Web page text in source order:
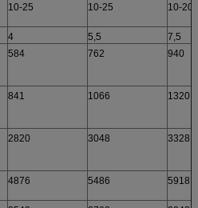
10-25 10-25 10-20
4 5,5
7,5
584 762 940
841 1066 1320
2820 3048 3328
4876 5486 5918